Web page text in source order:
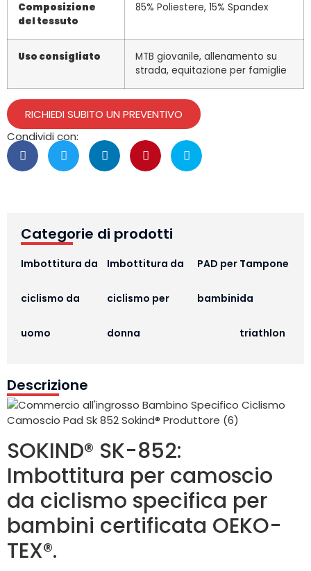
Composizione
del tessuto
85% Poliestere, 15% Spandex
Uso consigliato
MTB giovanile, allenamento su
strada, equitazione per famiglie
RICHIEDI SUBITO UN PREVENTIVO
Condividi con:
Categorie di prodotti
Imbottitura da
ciclismo da
uomo
Imbottitura da
ciclismo per
donna
PAD per
bambini
Tampone
da
triathlon
Descrizione
SOKIND® SK-852:
Imbottitura per camoscio
da ciclismo specifica per
bambini certificata OEKO-
TEX®.